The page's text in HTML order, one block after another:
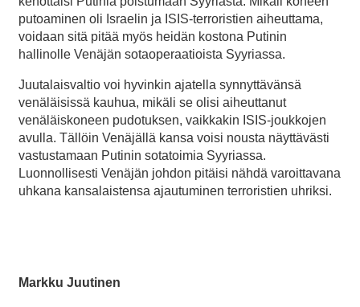
putoaminen oli Israelin ja ISIS-terroristien aiheuttama,
voidaan sitä pitää myös heidän kostona Putinin
hallinolle Venäjän sotaoperaatioista Syyriassa.
Juutalaisvaltio voi hyvinkin ajatella synnyttävänsä
venäläisissä kauhua, mikäli se olisi aiheuttanut
venäläiskoneen pudotuksen, vaikkakin ISIS-joukkojen
avulla. Tällöin Venäjällä kansa voisi nousta näyttävästi
vastustamaan Putinin sotatoimia Syyriassa.
Luonnollisesti Venäjän johdon pitäisi nähdä varoittavana
uhkana kansalaistensa ajautuminen terroristien uhriksi.
Markku Juutinen